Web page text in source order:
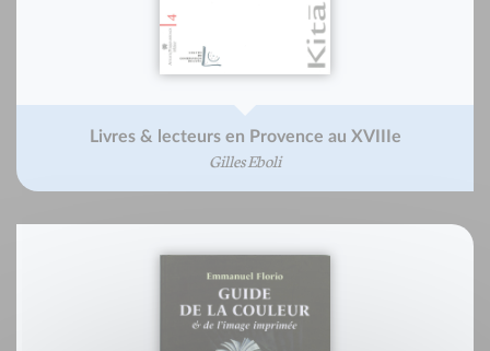
Livres & lecteurs en Provence au XVIIIe
Gilles Eboli